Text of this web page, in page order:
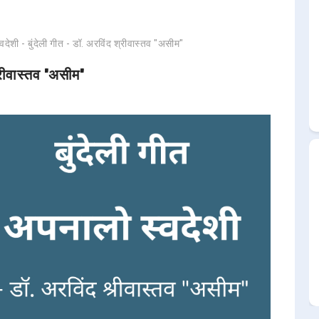
- बुंदेली गीत - डॉ. अरविंद श्रीवास्तव "असीम"
"असीम"